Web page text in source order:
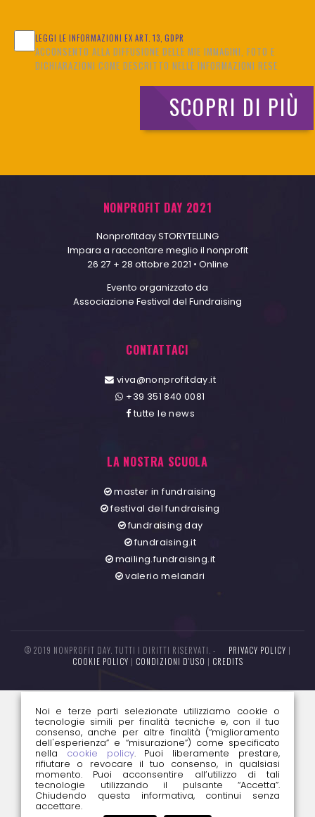
LEGGI LE INFORMAZIONI EX ART. 13, GDPR
ACCONSENTO ALLA DIFFUSIONE DELLE MIE IMMAGINI, FOTO E
DICHIARAZIONI COME DESCRITTO NELLE INFORMAZIONI RESE
NONPROFIT DAY 2021
Nonprofitday STORYTELLING
Impara a raccontare meglio il nonprofit
26 27 + 28 ottobre 2021 • Online
Evento organizzato da
Associazione Festival del Fundraising
CONTATTACI
viva@nonprofitday.it
+39 351 840 0081
tutte le news
LA NOSTRA SCUOLA
master in fundraising
festival del fundraising
fundraising day
fundraising.it
mailing.fundraising.it
valerio melandri
© 2019 NONPROFIT DAY. TUTTI I DIRITTI RISERVATI. - PRIVACY POLICY |
COOKIE POLICY | CONDIZIONI D'USO | CREDITS
Noi e terze parti selezionate utilizziamo cookie o
tecnologie simili per finalità tecniche e, con il tuo
consenso, anche per altre finalità (“miglioramento
dell'esperienza” e “misurazione”) come specificato
nella cookie policy. Puoi liberamente prestare,
rifiutare o revocare il tuo consenso, in qualsiasi
momento. Puoi acconsentire all’utilizzo di tali
tecnologie utilizzando il pulsante “Accetta”.
Chiudendo questa informativa, continui senza
accettare.